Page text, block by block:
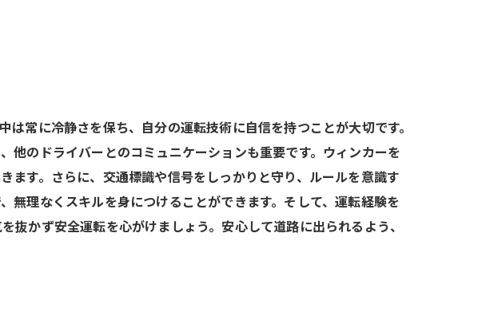
常に冷静さを保ち、自分の運転技術に自信を持つことが大切です。
他のドライバーとのコミュニケーションも重要です。ウィンカーを
ます。さらに、交通標識や信号をしっかりと守り、ルールを意識す
無理なくスキルを身につけることができます。そして、運転経験を
かず安全運転を心がけましょう。安心して道路に出られるよう、